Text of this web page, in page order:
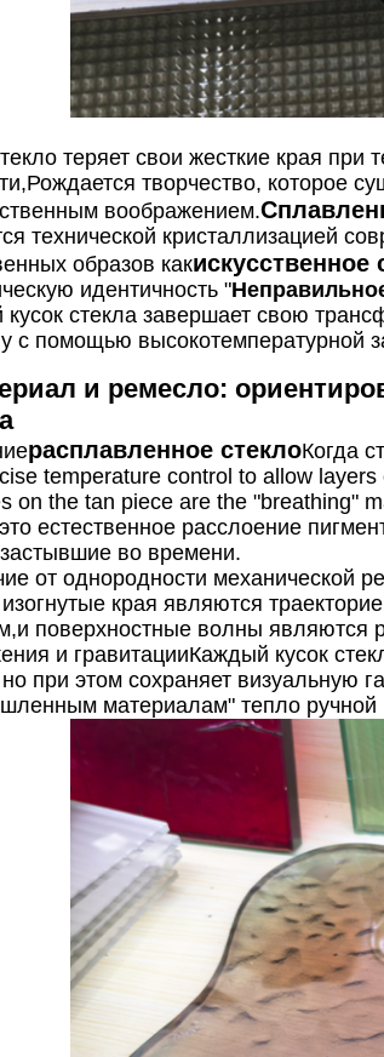
теряет свои жесткие края
творчество, которое
воображением.
технической кристаллизацией
образов какискусственное
идентичность "
кусок стекла завершает свою
с помощью высокотемпературной
и ремесло:
расплавленное стеклоКогда
temperature control to allow
on the tan piece are the "breathing"
естественное расслоение
во времени.
от однородности механической
изогнутые края являются
поверхностные волны являются
и гравитацииКаждый кусок
при этом сохраняет визуальную
материалам" тепло ручной